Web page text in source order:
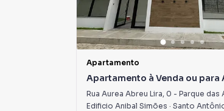
Apartamento
Apartamento à Venda ou para
Parque das Aguas
Rua Aurea Abreu Lira, 0 - Parque das
Edificio Anibal Simões · Santo